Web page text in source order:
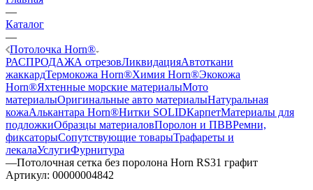
Главная
—
Каталог
—
Потолочка Horn®
РАСПРОДАЖА отрезовЛиквидацияАвтоткани
жаккардТермокожа Horn®Химия Horn®Экокожа
Horn®Яхтенные морские материалыМото
материалыОригинальные авто материалыНатуральная
кожаАлькантара Horn®Нитки SOLIDКарпетМатериалы для
подложкиОбразцы материаловПоролон и ПВВРемни,
фиксаторыСопутствующие товарыТрафареты и
лекалаУслугиФурнитура
—Потолочная сетка без поролона Horn RS31 графит
Артикул: